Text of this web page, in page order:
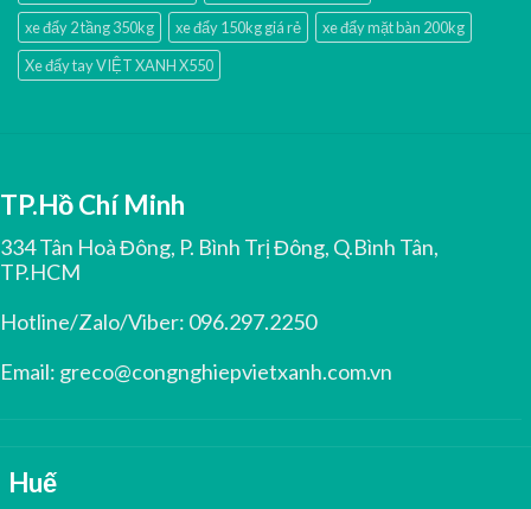
xe đẩy 2 tầng 350kg
xe đẩy 150kg giá rẻ
xe đẩy mặt bàn 200kg
Xe đẩy tay VIỆT XANH X550
TP.Hồ Chí Minh
334 Tân Hoà Đông, P. Bình Trị Đông, Q.Bình Tân,
TP.HCM
Hotline/Zalo/Viber: 096.297.2250
Email: greco@congnghiepvietxanh.com.vn
Huế